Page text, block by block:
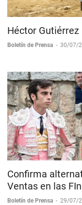
Héctor Gutiérrez
Boletín de Prensa - 30/07/
Confirma
Ventas en las
Boletín de Prensa - 29/07/